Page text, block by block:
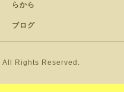
らから
ブログ
All Rights Reserved.